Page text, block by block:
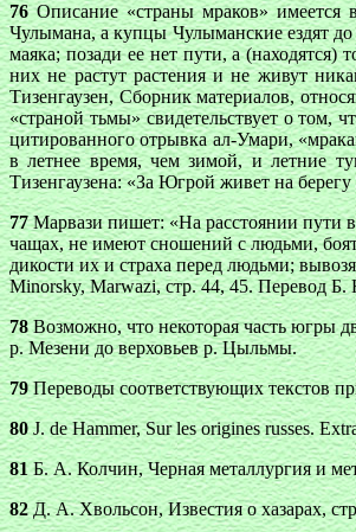
76Описание «страны мраков» имеется
Чулымана, а купцы Чулыманские ездят
маяка; позади ее нет пути, а
них не растут растения и не живут
Тизенгаузен, Сборник материалов,
«страной тьмы» свидетельствует о том,
цитированного отрывка ал-Умари,
в летнее время, чем зимой, и летние
Тизенгаузена: «За Югрой живет на
77Марвази пишет: «На расстоянии пути
чащах, не имеют сношений с людьми,
дикости их и страха перед людьми;
Minorsky, Marwazi, стр. 44, 45. Перевод Б.
78Возможно, что некоторая часть югры
р. Мезени до верховьев р. Цыльмы.
79Переводы соответствующих текстов
80J. dе Наmmer, Sur les origines russes.
81Б. А. Колчин, Черная металлургия и
82Д. А. Хвольсон, Известия о хазарах,